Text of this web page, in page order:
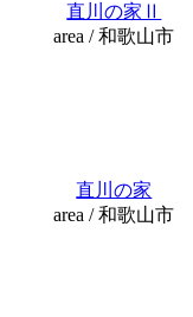
直川の家Ⅱ
area / 和歌山市
直川の家
area / 和歌山市